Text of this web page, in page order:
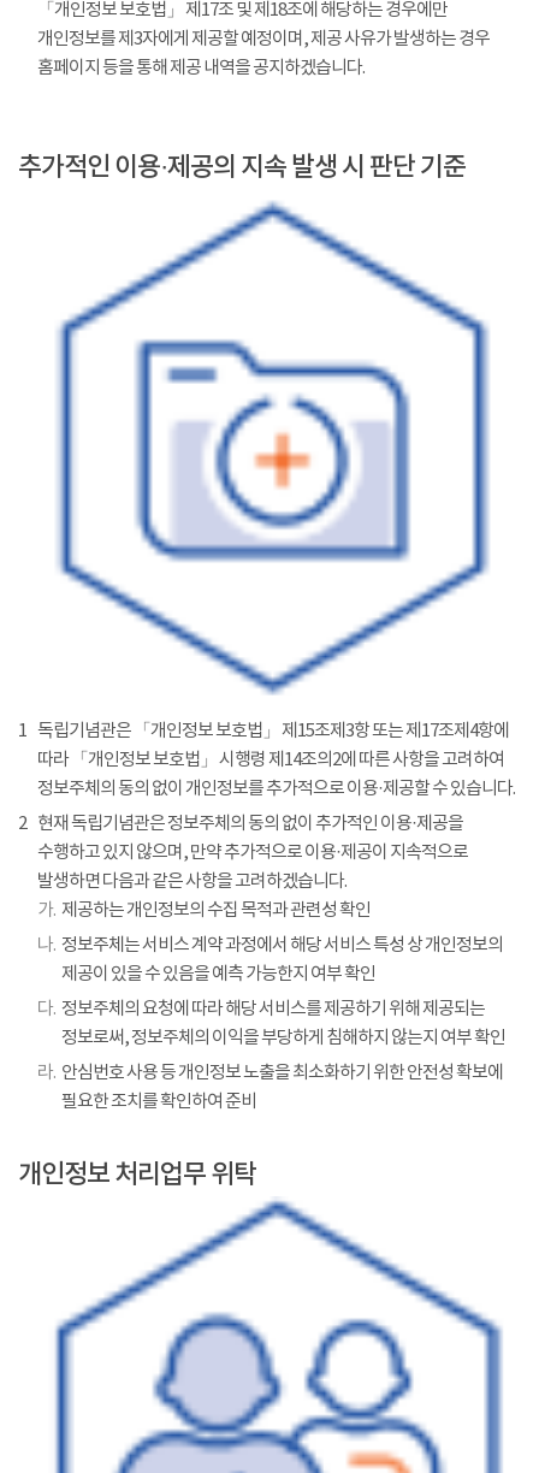
「개인정보 보호법」 제17조 및 제18조에 해당하는 경우에만
개인정보를 제3자에게 제공할 예정이며, 제공 사유가 발생하는 경우
홈페이지 등을 통해 제공 내역을 공지하겠습니다.
추가적인 이용·제공의 지속 발생 시 판단 기준
1 독립기념관은 「개인정보 보호법」 제15조제3항 또는 제17조제4항에
따라 「개인정보 보호법」 시행령 제14조의2에 따른 사항을 고려하여
정보주체의 동의 없이 개인정보를 추가적으로 이용·제공할 수 있습니다.
2 현재 독립기념관은 정보주체의 동의 없이 추가적인 이용·제공을
수행하고 있지 않으며, 만약 추가적으로 이용·제공이 지속적으로
발생하면 다음과 같은 사항을 고려하겠습니다.
가. 제공하는 개인정보의 수집 목적과 관련성 확인
나. 정보주체는 서비스 계약 과정에서 해당 서비스 특성 상 개인정보의
제공이 있을 수 있음을 예측 가능한지 여부 확인
다. 정보주체의 요청에 따라 해당 서비스를 제공하기 위해 제공되는
정보로써, 정보주체의 이익을 부당하게 침해하지 않는지 여부 확인
라. 안심번호 사용 등 개인정보 노출을 최소화하기 위한 안전성 확보에
필요한 조치를 확인하여 준비
개인정보 처리업무 위탁